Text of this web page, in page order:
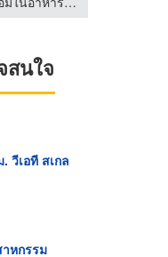
นใจ
วีเอที สเกล
หกรรม